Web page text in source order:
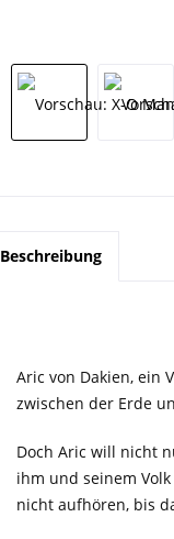
Beschreibung
Aric von Dakien, ein
zwischen der Erde
Doch Aric will nicht
ihm und seinem
nicht aufhören, bis